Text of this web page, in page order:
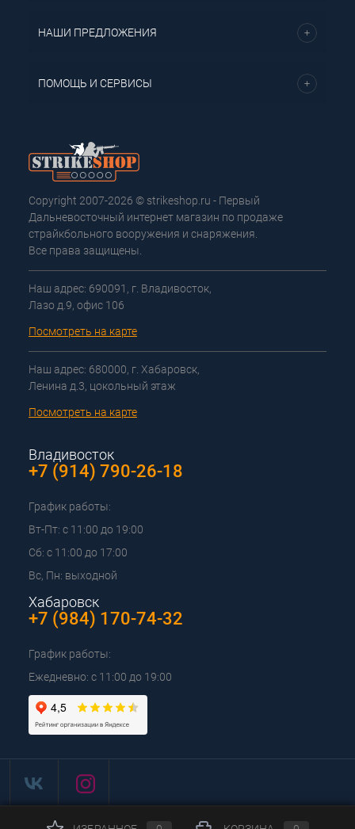
НАШИ ПРЕДЛОЖЕНИЯ
ПОМОЩЬ И СЕРВИСЫ
Copyright 2007-2026 © strikeshop.ru - Первый
Дальневосточный интернет магазин по продаже
страйкбольного вооружения и снаряжения.
Все права защищены.
Наш адрес: 690091, г. Владивосток,
Лазо д.9, офис 106
Посмотреть на карте
Наш адрес: 680000, г. Хабаровск,
Ленина д.3, цокольный этаж
Посмотреть на карте
Владивосток
+7 (914) 790-26-18
График работы:
Вт-Пт: с 11:00 до 19:00
Сб: с 11:00 до 17:00
Вс, Пн: выходной
Хабаровск
+7 (984) 170-74-32
График работы:
Ежедневно: с 11:00 до 19:00